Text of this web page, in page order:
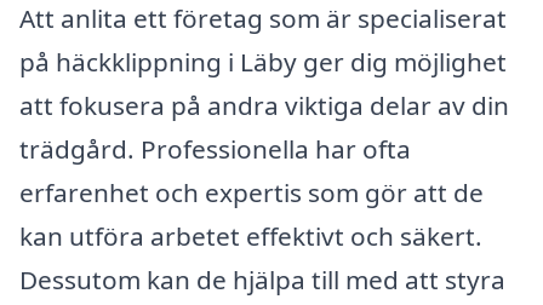
Att anlita ett företag som är specialiserat
på häckklippning i Läby ger dig möjlighet
att fokusera på andra viktiga delar av din
trädgård. Professionella har ofta
erfarenhet och expertis som gör att de
kan utföra arbetet effektivt och säkert.
Dessutom kan de hjälpa till med att styra